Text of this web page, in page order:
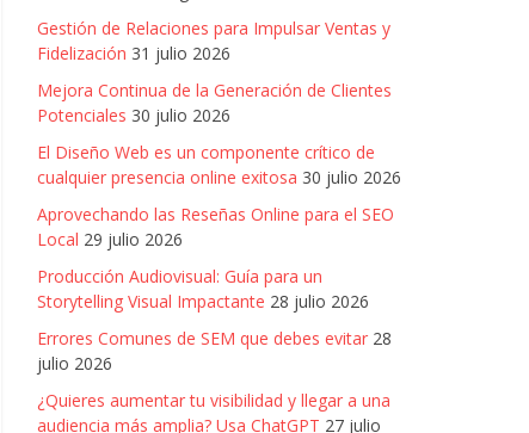
Gestión de Relaciones para Impulsar Ventas y
Fidelización 31 julio 2026
Mejora Continua de la Generación de Clientes
Potenciales 30 julio 2026
El Diseño Web es un componente crítico de
cualquier presencia online exitosa 30 julio 2026
Aprovechando las Reseñas Online para el SEO
Local 29 julio 2026
Producción Audiovisual: Guía para un
Storytelling Visual Impactante 28 julio 2026
Errores Comunes de SEM que debes evitar 28
julio 2026
¿Quieres aumentar tu visibilidad y llegar a una
audiencia más amplia? Usa ChatGPT 27 julio